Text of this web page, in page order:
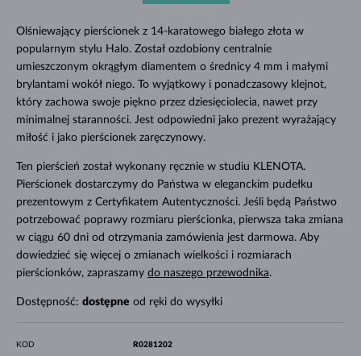
Olśniewający pierścionek z 14-karatowego białego złota w
popularnym stylu Halo. Został ozdobiony centralnie
umieszczonym okrągłym diamentem o średnicy 4 mm i małymi
brylantami wokół niego. To wyjątkowy i ponadczasowy klejnot,
który zachowa swoje piękno przez dziesięciolecia, nawet przy
minimalnej staranności. Jest odpowiedni jako prezent wyrażający
miłość i jako pierścionek zaręczynowy.
Ten pierścień został wykonany ręcznie w studiu KLENOTA.
Pierścionek dostarczymy do Państwa w eleganckim pudełku
prezentowym z Certyfikatem Autentyczności. Jeśli będą Państwo
potrzebować poprawy rozmiaru pierścionka, pierwsza taka zmiana
w ciągu 60 dni od otrzymania zamówienia jest darmowa. Aby
dowiedzieć się więcej o zmianach wielkości i rozmiarach
pierścionków, zapraszamy do naszego przewodnika.
Dostępność: dostępne od ręki do wysyłki
KOD R0281202